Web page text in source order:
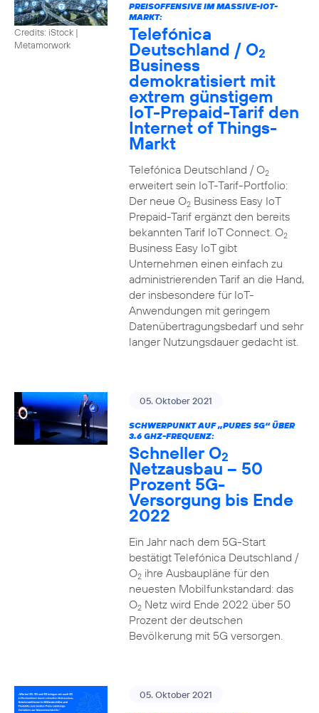
Credits: iStock |
Metamorwork
PREISOFFENSIVE IM MASSIVE-IOT-
MARKT:
Telefónica
Deutschland / O2
Business
demokratisiert mit
extrem günstigem
IoT-Prepaid-Tarif den
Internet of Things-
Markt
Telefónica Deutschland / O2
erweitert sein IoT-Tarif-Portfolio:
Der neue O2Business Easy IoT
Prepaid-Tarif ergänzt den bereits
bekannten Tarif IoT Connect. O2
Business Easy IoT gibt
Unternehmen einen einfach zu
administrierenden Tarif an die Hand,
der insbesondere für IoT-
Anwendungen mit geringem
Datenübertragungsbedarf und sehr
langer Nutzungsdauer gedacht ist.
05. Oktober 2021
SCHWERPUNKT AUF „PURES 5G“ ÜBER
3.6 GHZ-FREQUENZ:
Schneller O2
Netzausbau – 50
Prozent 5G-
Versorgung bis Ende
2022
Ein Jahr nach dem 5G-Start
bestätigt Telefónica Deutschland /
O2ihre Ausbaupläne für den
neuesten Mobilfunkstandard: das
O2Netz wird Ende 2022 über 50
Prozent der deutschen
Bevölkerung mit 5G versorgen.
05. Oktober 2021